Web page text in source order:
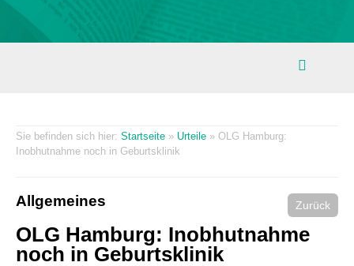
Startseite » Urteile » OLG Hamburg:
Inobhutnahme noch in Geburtsklinik
Allgemeines Zurück
OLG Hamburg: Inobhutnahme
noch in Geburtsklinik